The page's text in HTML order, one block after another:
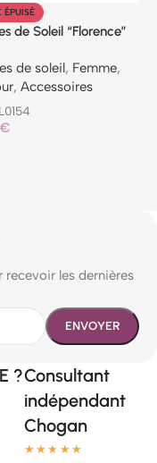
ÉPUISÉ
de Soleil “Florence”
de soleil, Femme,
, Accessoires
€
les dernières
?Consultant
indépendant
Chogan
★★★★★